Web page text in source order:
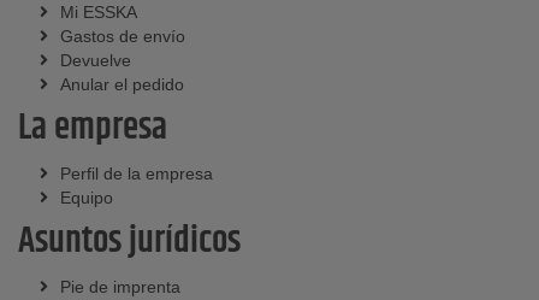
Mi ESSKA
Gastos de envío
Devuelve
Anular el pedido
La empresa
Perfil de la empresa
Equipo
Asuntos jurídicos
Pie de imprenta